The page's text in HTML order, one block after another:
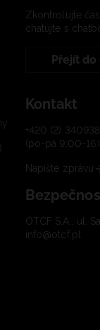
Zkontrolujte
chatujte s
Přejít
Kontakt
+420 (2)
(po-pá 9:00-
Napište zprávu
OTCF S.A., ul.
info@otcf.pl